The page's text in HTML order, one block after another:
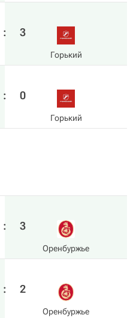
: 3
Горький
: 0
Горький
: 3
Оренбуржье
: 2
Оренбуржье